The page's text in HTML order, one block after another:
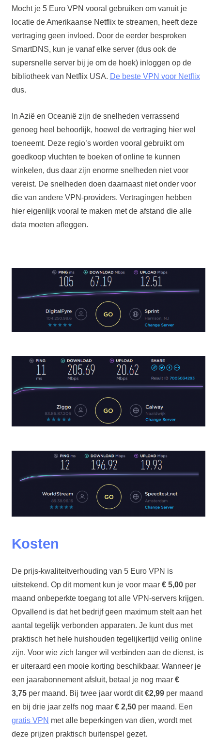
Mocht je 5 Euro VPN vooral gebruiken om vanuit je
locatie de Amerikaanse Netflix te streamen, heeft deze
vertraging geen invloed. Door de eerder besproken
SmartDNS, kun je vanaf elke server (dus ook de
supersnelle server bij je om de hoek) inloggen op de
bibliotheek van Netflix USA. De beste VPN voor Netflix
dus.
In Azië en Oceanië zijn de snelheden verrassend
genoeg heel behoorlijk, hoewel de vertraging hier wel
toeneemt. Deze regio’s worden vooral gebruikt om
goedkoop vluchten te boeken of online te kunnen
winkelen, dus daar zijn enorme snelheden niet voor
vereist. De snelheden doen daarnaast niet onder voor
die van andere VPN-providers. Vertragingen hebben
hier eigenlijk vooral te maken met de afstand die alle
data moeten afleggen.
Kosten
De prijs-kwaliteitverhouding van 5 Euro VPN is
uitstekend. Op dit moment kun je voor maar € 5,00per
maand onbeperkte toegang tot alle VPN-servers krijgen.
Opvallend is dat het bedrijf geen maximum stelt aan het
aantal tegelijk verbonden apparaten. Je kunt dus met
praktisch het hele huishouden tegelijkertijd veilig online
zijn. Voor wie zich langer wil verbinden aan de dienst, is
er uiteraard een mooie korting beschikbaar. Wanneer je
een jaarabonnement afsluit, betaal je nog maar €
3,75per maand. Bij twee jaar wordt dit€2,99per maand
en bij drie jaar zelfs nog maar € 2,50per maand. Een
gratis VPN met alle beperkingen van dien, wordt met
deze prijzen praktisch buitenspel gezet.